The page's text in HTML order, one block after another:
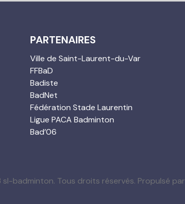
PARTENAIRES
Ville de Saint-Laurent-du-Var
FFBaD
Badiste
BadNet
Fédération Stade Laurentin
Ligue PACA Badminton
Bad’06
badminton. Tous droits réservés. Propulsé par